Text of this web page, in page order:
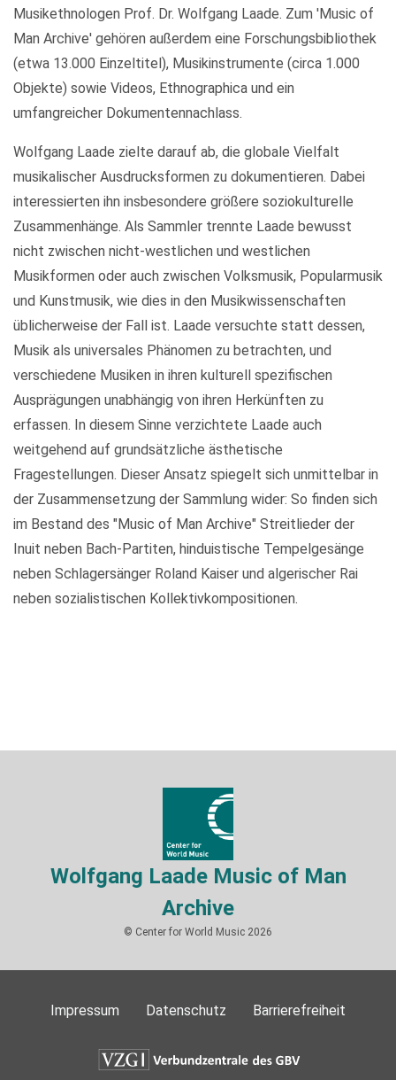
Musikethnologen Prof. Dr. Wolfgang Laade. Zum 'Music of
Man Archive' gehören außerdem eine Forschungsbibliothek
(etwa 13.000 Einzeltitel), Musikinstrumente (circa 1.000
Objekte) sowie Videos, Ethnographica und ein
umfangreicher Dokumentennachlass.
Wolfgang Laade zielte darauf ab, die globale Vielfalt
musikalischer Ausdrucksformen zu dokumentieren. Dabei
interessierten ihn insbesondere größere soziokulturelle
Zusammenhänge. Als Sammler trennte Laade bewusst
nicht zwischen nicht-westlichen und westlichen
Musikformen oder auch zwischen Volksmusik, Popularmusik
und Kunstmusik, wie dies in den Musikwissenschaften
üblicherweise der Fall ist. Laade versuchte statt dessen,
Musik als universales Phänomen zu betrachten, und
verschiedene Musiken in ihren kulturell spezifischen
Ausprägungen unabhängig von ihren Herkünften zu
erfassen. In diesem Sinne verzichtete Laade auch
weitgehend auf grundsätzliche ästhetische
Fragestellungen. Dieser Ansatz spiegelt sich unmittelbar in
der Zusammensetzung der Sammlung wider: So finden sich
im Bestand des "Music of Man Archive" Streitlieder der
Inuit neben Bach-Partiten, hinduistische Tempelgesänge
neben Schlagersänger Roland Kaiser und algerischer Rai
neben sozialistischen Kollektivkompositionen.
Wolfgang Laade Music of Man
Archive
© Center for World Music 2026
Impressum Datenschutz Barrierefreiheit